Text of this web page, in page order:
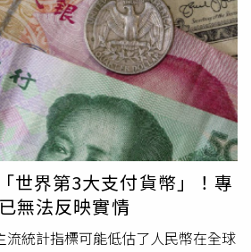
一系列情境分析。該機構在3月30
出可能下調預測的訊號，理由是伊朗
融條件趨緊。喬治艾娃解釋，若無戰
年全球經濟成長率為3.3%，
國經濟持續在新冠疫情後復甦，甚
如今所有的道路都通往更高的價格與
充，喬治艾娃將於9日發表演說，為
美籍印度裔企業高管、WB總裁彭安
於7日在美國智庫「大西洋理事會」
動中發表看法。喬治艾娃表示：
確定的世界。」並列舉了地緣政治
世界第3大支付貨幣」！專
無法反映實情
流統計指標可能低估了人民幣在全球